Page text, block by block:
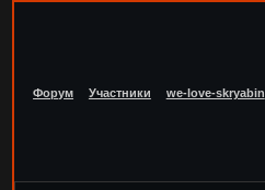
Форум Участники we-love-skryabin